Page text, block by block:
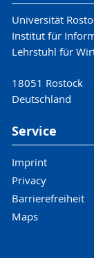
Universität
Institut für
Lehrstuhl für
18051 Rostock
Deutschland
Service
Imprint
Privacy
Barrierefreiheit
Maps